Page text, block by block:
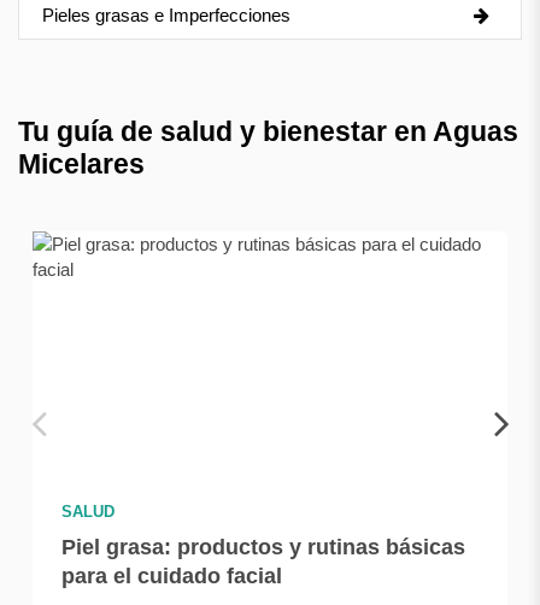
Pieles grasas e Imperfecciones
Tu guía de salud y bienestar en Aguas
Micelares
SALUD
Piel grasa: productos y rutinas básicas
para el cuidado facial